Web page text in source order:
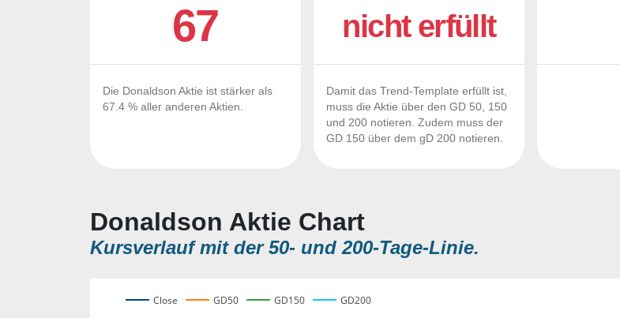
67
Die Donaldson Aktie ist stärker als
67.4 % aller anderen Aktien.
nicht erfüllt
Damit das Trend-Template erfüllt ist,
muss die Aktie über den GD 50, 150
und 200 notieren. Zudem muss der
GD 150 über dem gD 200 notieren.
Donaldson Aktie Chart
Kursverlauf mit der 50- und 200-Tage-Linie.
Close GD50 GD150 GD200